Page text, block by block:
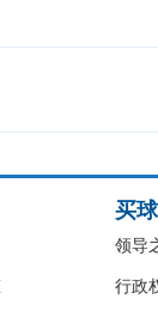
买
领导
行政